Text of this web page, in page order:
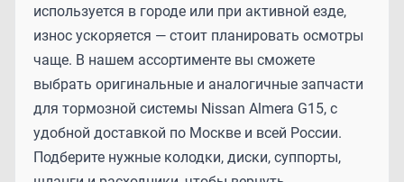
используется в городе или при активной езде,
износ ускоряется — стоит планировать осмотры
чаще. В нашем ассортименте вы сможете
выбрать оригинальные и аналогичные запчасти
для тормозной системы Nissan Almera G15, с
удобной доставкой по Москве и всей России.
Подберите нужные колодки, диски, суппорты,